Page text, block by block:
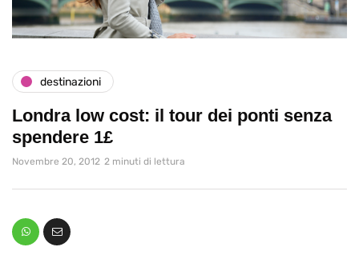
destinazioni
Londra low cost: il tour dei ponti senza
spendere 1£
Novembre 20, 2012 2 minuti di lettura